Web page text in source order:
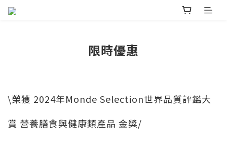
限時優惠
\榮獲 2024年Monde Selection世界品質評鑑大
賞 營養膳食與健康類產品 金獎/